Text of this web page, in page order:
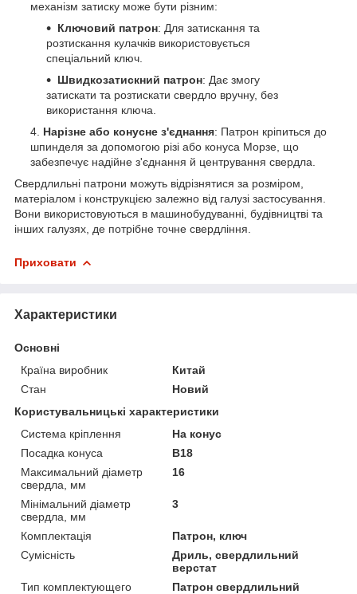
механізм затиску може бути різним:
Ключовий патрон: Для затискання та
розтискання кулачків використовується
спеціальний ключ.
Швидкозатискний патрон: Дає змогу
затискати та розтискати свердло вручну, без
використання ключа.
Нарізне або конусне з'єднання: Патрон кріпиться до
шпинделя за допомогою різі або конуса Морзе, що
забезпечує надійне з'єднання й центрування свердла.
Свердлильні патрони можуть відрізнятися за розміром,
матеріалом і конструкцією залежно від галузі застосування.
Вони використовуються в машинобудуванні, будівництві та
інших галузях, де потрібне точне свердління.
Приховати
Характеристики
Основні
Країна виробник
Китай
Стан
Новий
Користувальницькі характеристики
Система кріплення
На конус
Посадка конуса
В18
Максимальний діаметр
свердла, мм
16
Мінімальний діаметр
свердла, мм
3
Комплектація
Патрон, ключ
Сумісність
Дриль, свердлильний
верстат
Тип комплектующего
Патрон свердлильний